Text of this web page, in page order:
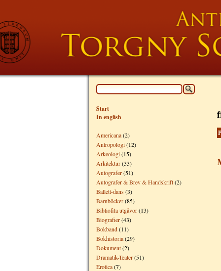
Start
In english
Americana(2)
Antropologi(12)
Arkeologi(15)
Arkitektur(33)
Autografer(51)
Autografer & Brev & Handskrift(2)
Ballett-dans (3)
Barnböcker(85)
Bibliofila utgåvor(13)
Biografier(43)
Bokband(11)
Bokhistoria(29)
Dokument(2)
Dramatik-Teater(51)
Erotica(7)